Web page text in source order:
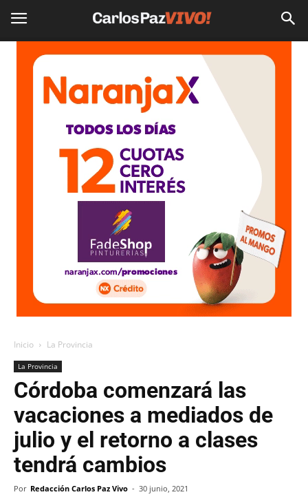
Inicio La Provincia
La Provincia
Córdoba comenzará las
vacaciones a mediados de
julio y el retorno a clases
tendrá cambios
Por Redacción Carlos Paz Vivo - 30 junio, 2021